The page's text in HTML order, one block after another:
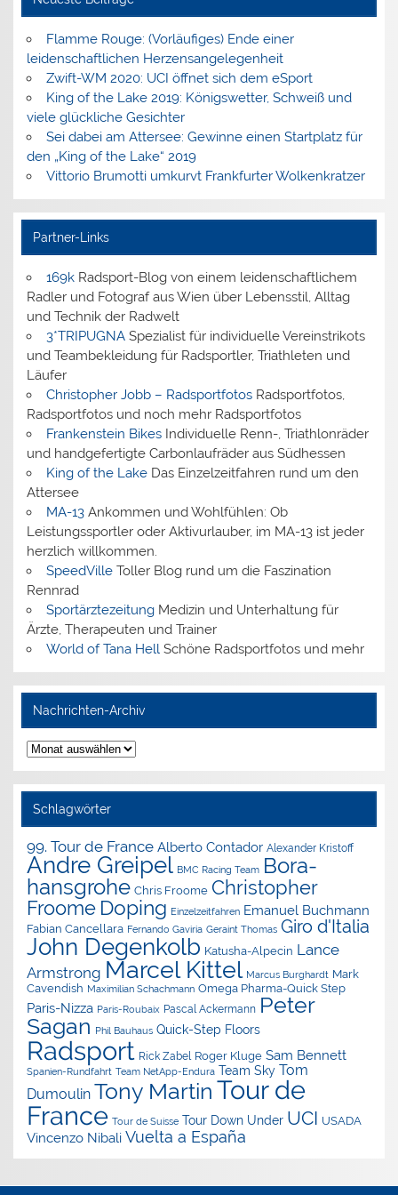
Flamme Rouge: (Vorläufiges) Ende einer
leidenschaftlichen Herzensangelegenheit
Zwift-WM 2020: UCI öffnet sich dem eSport
King of the Lake 2019: Königswetter, Schweiß und
viele glückliche Gesichter
Sei dabei am Attersee: Gewinne einen Startplatz für
den „King of the Lake“ 2019
Vittorio Brumotti umkurvt Frankfurter Wolkenkratzer
Partner-Links
169kRadsport-Blog von einem leidenschaftlichem
Radler und Fotograf aus Wien über Lebensstil, Alltag
und Technik der Radwelt
3*TRIPUGNASpezialist für individuelle Vereinstrikots
und Teambekleidung für Radsportler, Triathleten und
Läufer
Christopher Jobb – RadsportfotosRadsportfotos,
Radsportfotos und noch mehr Radsportfotos
Frankenstein BikesIndividuelle Renn-, Triathlonräder
und handgefertigte Carbonlaufräder aus Südhessen
King of the LakeDas Einzelzeitfahren rund um den
Attersee
MA-13Ankommen und Wohlfühlen: Ob
Leistungssportler oder Aktivurlauber, im MA-13 ist jeder
herzlich willkommen.
SpeedVilleToller Blog rund um die Faszination
Rennrad
SportärztezeitungMedizin und Unterhaltung für
Ärzte, Therapeuten und Trainer
World of Tana Hell Schöne Radsportfotos und mehr
Nachrichten-Archiv
Nachrichten-
Archiv
Schlagwörter
99. Tour de France Alberto Contador Alexander Kristoff
Andre Greipel BMC Racing Team Bora-
hansgrohe Chris Froome Christopher
Froome Doping Einzelzeitfahren Emanuel Buchmann
Fabian Cancellara Fernando Gaviria Geraint Thomas Giro d'Italia
John Degenkolb Katusha-Alpecin Lance
Armstrong Marcel Kittel Marcus Burghardt Mark
Cavendish Maximilian Schachmann Omega Pharma-Quick Step
Paris-Nizza Paris-Roubaix Pascal Ackermann Peter
Sagan Phil Bauhaus Quick-Step Floors
Radsport Rick Zabel Roger Kluge Sam Bennett
Spanien-Rundfahrt Team NetApp-Endura Team Sky Tom
Dumoulin Tony Martin Tour de
France Tour de Suisse Tour Down Under UCI USADA
Vincenzo Nibali Vuelta a España